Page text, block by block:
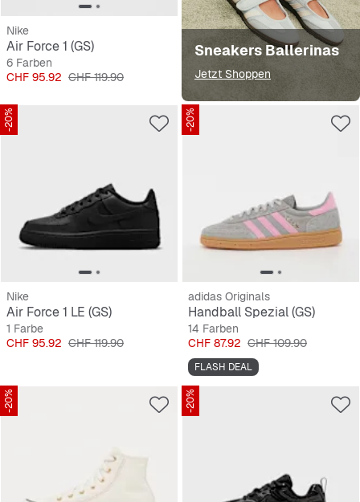
Sneakers Ballerinas
Jetzt Shoppen
Nike
Air Force 1 (GS)
6 Farben
Preis
CHF 95.92 Originalpreis
CHF 119.90
-20%
Nike
Air Force 1 LE (GS)
1 Farbe
Preis
CHF 95.92 Originalpreis
CHF 119.90
-20%
adidas Originals
Handball Spezial (GS)
14 Farben
Preis
CHF 87.92 Originalpreis
CHF 109.90
FLASH DEAL
-20% -20%